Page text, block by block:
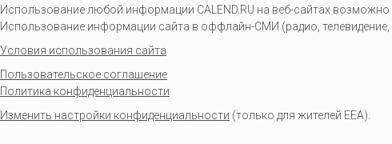
Использование любой информации CALEND.RU на веб-сайтах
Использование информации сайта в оффлайн-СМИ (радио, телевидение,
Условия использования сайта
Пользовательское соглашение
Политика конфиденциальности
Изменить настройки конфиденциальности (только для жителей EEA).